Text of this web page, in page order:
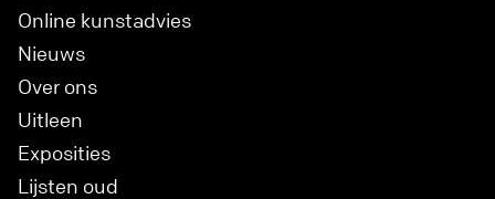
Online kunstadvies
Nieuws
Over ons
Uitleen
Exposities
Lijsten oud